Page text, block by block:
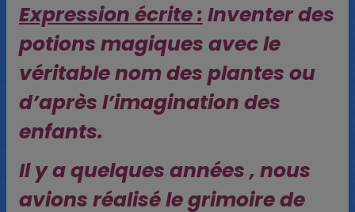
Expression écrite : Inventer des
potions magiques avec le
véritable nom des plantes ou
d’après l’imagination des
enfants.
Il y a quelques années , nous
avions réalisé le grimoire de